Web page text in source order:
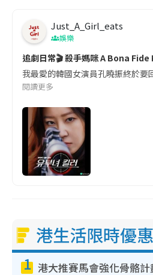
Just_A_Girl_eats
娛樂
追劇日常🎬 殺手媽咪 A Bona
我最愛的韓國女演員孔曉振終於
閱讀更多
港生活限時優
1